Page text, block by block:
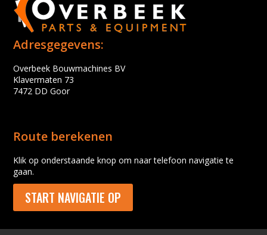
Adresgegevens:
Overbeek Bouwmachines BV
Klavermaten 73
7472 DD Goor
Route berekenen
Klik op onderstaande knop om naar telefoon navigatie te
gaan.
START NAVIGATIE OP